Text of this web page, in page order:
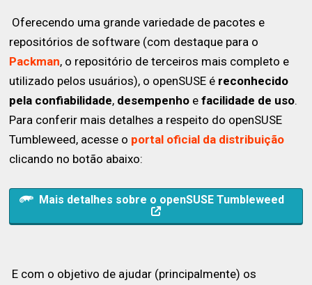
Oferecendo uma grande variedade de pacotes e
repositórios de software (com destaque para o
Packman, o repositório de terceiros mais completo e
utilizado pelos usuários), o openSUSE é reconhecido
pela confiabilidade, desempenho efacilidade de uso.
Para conferir mais detalhes a respeito do openSUSE
Tumbleweed, acesse o portal oficial da distribuição
clicando no botão abaixo:
Mais detalhes sobre o openSUSE Tumbleweed
E com o objetivo de ajudar (principalmente) os